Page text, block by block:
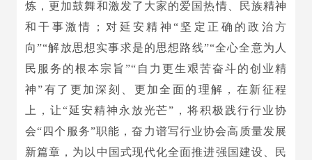
炼，更加鼓舞和激发了大家的爱国热情、民族精神
和干事激情；对延安精神“坚定正确的政治方
向”“解放思想实事求是的思想路线”“全心全意为人
民服务的根本宗旨”“自力更生艰苦奋斗的创业精
神”有了更加深刻、更加全面的理解，在新征程
上，让“延安精神永放光芒”，将积极践行行业协
会“四个服务”职能，奋力谱写行业协会高质量发展
新篇章，为以中国式现代化全面推进强国建设、民